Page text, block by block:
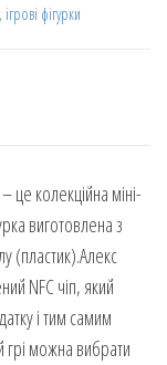
фігурки
це колекційна міні-
виготовлена з
(пластик).Алекс
NFC чіп, який
і тим самим
грі можна вибрати